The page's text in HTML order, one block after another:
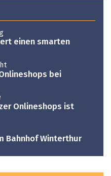
einen smarten
bei
Onlineshops ist
Bahnhof Winterthur